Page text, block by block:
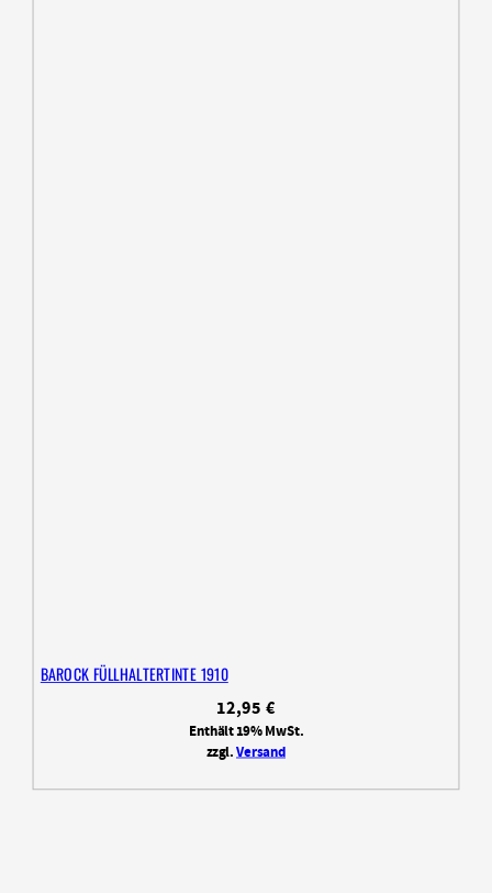
BAROCK FÜLLHALTERTINTE 1910
12,95 €
Enthält 19% MwSt.
zzgl.Versand